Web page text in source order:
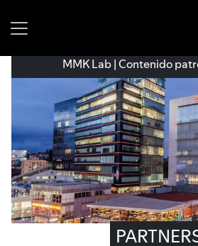
MMK Lab | Contenido